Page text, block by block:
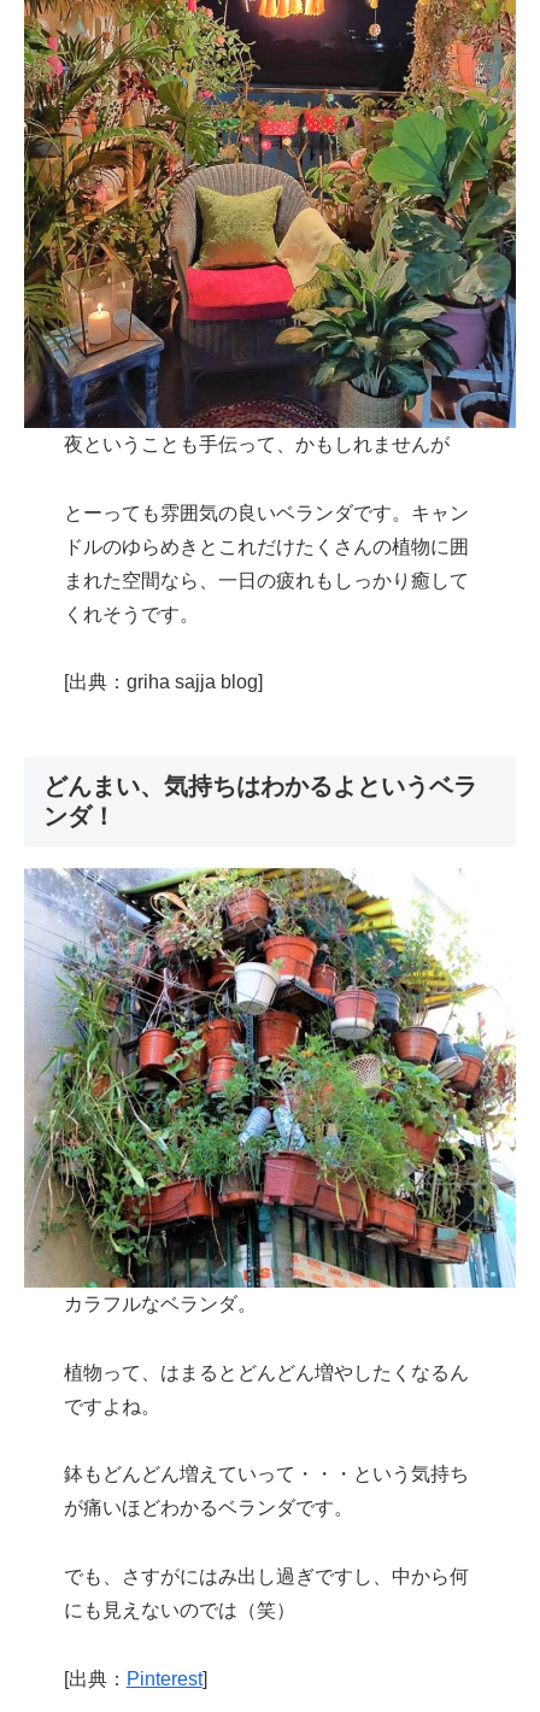
夜ということも手伝って、かもしれませんが
とーっても雰囲気の良いベランダです。キャン
ドルのゆらめきとこれだけたくさんの植物に囲
まれた空間なら、一日の疲れもしっかり癒して
くれそうです。
[出典：griha sajja blog]
どんまい、気持ちはわかるよというベラ
ンダ！
カラフルなベランダ。
植物って、はまるとどんどん増やしたくなるん
ですよね。
鉢もどんどん増えていって・・・という気持ち
が痛いほどわかるベランダです。
でも、さすがにはみ出し過ぎですし、中から何
にも見えないのでは（笑）
[出典： Pinterest]